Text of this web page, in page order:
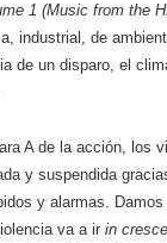
1 (Music from the
industrial, de
de un disparo, el
A de la acción, los
y suspendida
y alarmas. Damos
va a ir in